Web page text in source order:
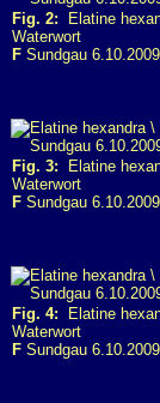
Fig. 2: Elatine
Waterwort
F Sundgau 6.10.2009
Fig. 3: Elatine
Waterwort
F Sundgau 6.10.2009
Fig. 4: Elatine
Waterwort
F Sundgau 6.10.2009